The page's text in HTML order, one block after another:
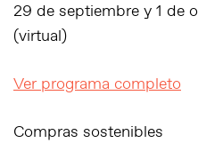
29 de septiembre y 1 de
(virtual)
Ver programa completo
Compras sostenibles